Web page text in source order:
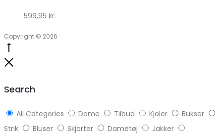
599,95 kr.
Copyright © 2026
Search
All Categories Dame Tilbud Kjoler
Bukser
Strik
Bluser Skjorter Dametøj
Jakker